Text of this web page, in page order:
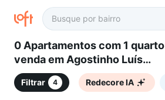
0 Apartamentos com 1 quarto à
venda em Agostinho Luís
Pattaro, Campinas, SP
Filtrar 4 Redecore IA